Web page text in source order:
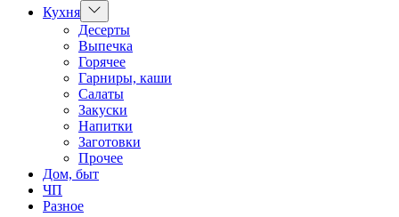
Кухня Показать
подменю
Десерты
Выпечка
Горячее
Гарниры, каши
Салаты
Закуски
Напитки
Заготовки
Прочее
Дом, быт
ЧП
Разное